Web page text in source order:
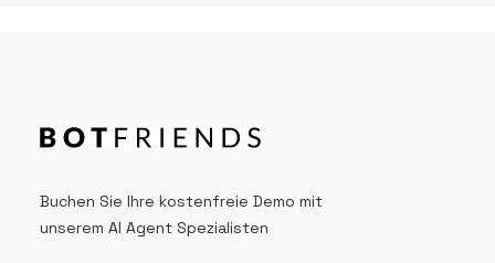
Buchen Sie Ihre kostenfreie Demo mit
unserem AI Agent Spezialisten